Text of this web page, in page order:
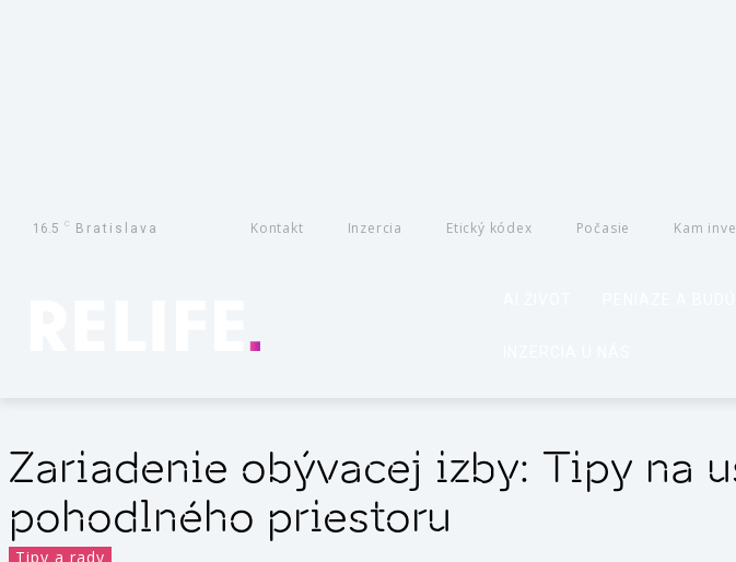
16.5 C Bratislava Kontakt Inzercia Etický kódex Počasie Kam
Zariadenie obývacej izby: Tipy na
pohodlného priestoru
Tipy a rady